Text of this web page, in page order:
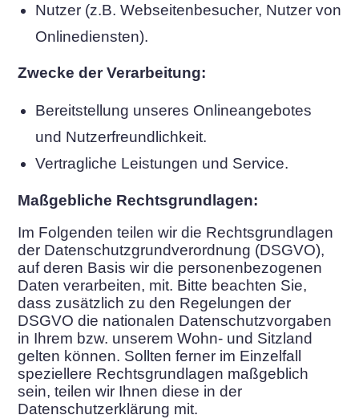
Nutzer (z.B. Webseitenbesucher, Nutzer von
Onlinediensten).
Zwecke der Verarbeitung:
Bereitstellung unseres Onlineangebotes
und Nutzerfreundlichkeit.
Vertragliche Leistungen und Service.
Maßgebliche Rechtsgrundlagen:
Im Folgenden teilen wir die Rechtsgrundlagen
der Datenschutzgrundverordnung (DSGVO),
auf deren Basis wir die personenbezogenen
Daten verarbeiten, mit. Bitte beachten Sie,
dass zusätzlich zu den Regelungen der
DSGVO die nationalen Datenschutzvorgaben
in Ihrem bzw. unserem Wohn- und Sitzland
gelten können. Sollten ferner im Einzelfall
speziellere Rechtsgrundlagen maßgeblich
sein, teilen wir Ihnen diese in der
Datenschutzerklärung mit.